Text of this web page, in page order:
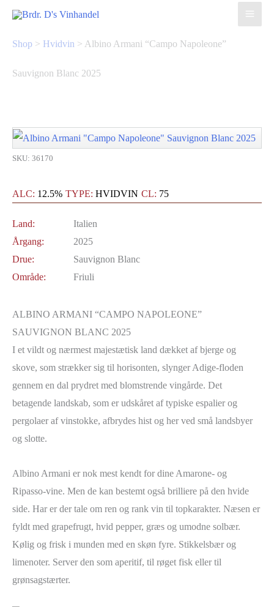
Shop > Hvidvin > Albino Armani “Campo Napoleone”
Sauvignon Blanc 2025
SKU: 36170
ALC: 12.5% TYPE: HVIDVIN CL: 75
Land:
Italien
Årgang:
2025
Drue:
Sauvignon Blanc
Område:
Friuli
ALBINO ARMANI “CAMPO NAPOLEONE”
SAUVIGNON BLANC 2025
I et vildt og nærmest majestætisk land dækket af bjerge og
skove, som strækker sig til horisonten, slynger Adige-floden
gennem en dal prydret med blomstrende vingårde. Det
betagende landskab, som er udskåret af typiske espalier og
pergolaer af vinstokke, afbrydes hist og her ved små landsbyer
og slotte.
Albino Armani er nok mest kendt for dine Amarone- og
Ripasso-vine. Men de kan bestemt også brilliere på den hvide
side. Har er der tale om ren og rank vin til topkarakter. Næsen er
fyldt med grapefrugt, hvid pepper, græs og umodne solbær.
Kølig og frisk i munden med en skøn fyre. Stikkelsbær og
limenoter. Server den som aperitif, til røget fisk eller til
grønsagstærter.